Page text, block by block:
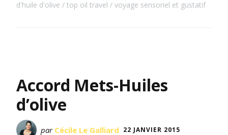
d'huile d'olive
top oil travel voyage sensoriel et gustatif
Accord Mets-Huiles
d’olive
par Cécile Le Galliard 22 JANVIER 2015